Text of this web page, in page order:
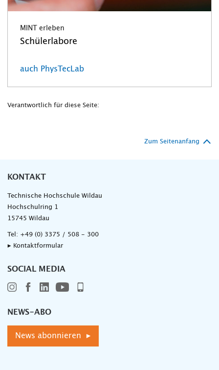
MINT erleben
Schülerlabore
auch PhysTecLab
Verantwortlich für diese Seite:
Zum Seitenanfang
KONTAKT
Technische Hochschule Wildau
Hochschulring 1
15745 Wildau
Tel: +49 (0) 3375 / 508 - 300
▸ Kontaktformular
SOCIAL MEDIA
NEWS-ABO
News abonnieren ▸